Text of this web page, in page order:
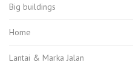
Big buildings
Home
Lantai & Marka Jalan